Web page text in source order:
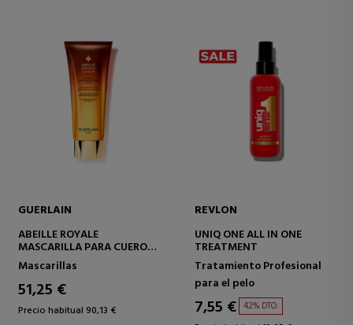
GUERLAIN
ABEILLE ROYALE
MASCARILLA PARA CUERO
CABELLUDO Y CABELLO
Mascarillas
51,25 €
Precio habitual 90,13 €
REVLON
UNIQ ONE ALL IN ONE
TREATMENT
Tratamiento Profesional
para el pelo
7,55 € 42% DTO.